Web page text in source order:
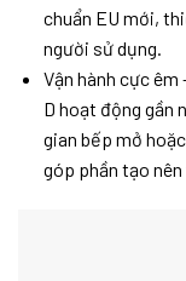
chuẩn EU mới,
người sử dụng.
Vận hành cực êm
D hoạt động gần
gian bếp mở
góp phần tạo